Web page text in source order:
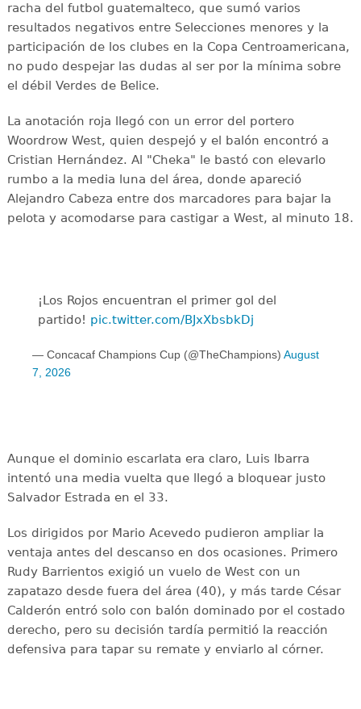
racha del futbol guatemalteco, que sumó varios
resultados negativos entre Selecciones menores y la
participación de los clubes en la Copa Centroamericana,
no pudo despejar las dudas al ser por la mínima sobre
el débil Verdes de Belice.
La anotación roja llegó con un error del portero
Woordrow West, quien despejó y el balón encontró a
Cristian Hernández. Al "Cheka" le bastó con elevarlo
rumbo a la media luna del área, donde apareció
Alejandro Cabeza entre dos marcadores para bajar la
pelota y acomodarse para castigar a West, al minuto 18.
¡Los Rojos encuentran el primer gol del
partido! pic.twitter.com/BJxXbsbkDj
— Concacaf Champions Cup (@TheChampions) August
7, 2026
Aunque el dominio escarlata era claro, Luis Ibarra
intentó una media vuelta que llegó a bloquear justo
Salvador Estrada en el 33.
Los dirigidos por Mario Acevedo pudieron ampliar la
ventaja antes del descanso en dos ocasiones. Primero
Rudy Barrientos exigió un vuelo de West con un
zapatazo desde fuera del área (40), y más tarde César
Calderón entró solo con balón dominado por el costado
derecho, pero su decisión tardía permitió la reacción
defensiva para tapar su remate y enviarlo al córner.